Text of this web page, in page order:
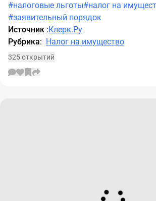
#налоговые льготы#налог на
#заявительный порядок
Источник :Клерк.Ру
Рубрика: Налог на имущество
325 открытий